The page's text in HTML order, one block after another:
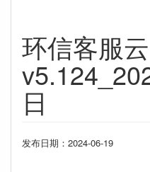
环信客服云
日
发布日期：2024-06-19